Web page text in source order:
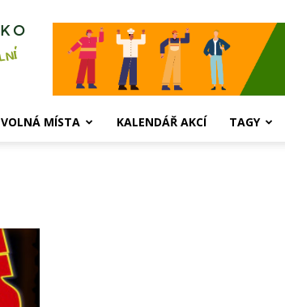
VOLNÁ MÍSTA KALENDÁŘ AKCÍ TAGY